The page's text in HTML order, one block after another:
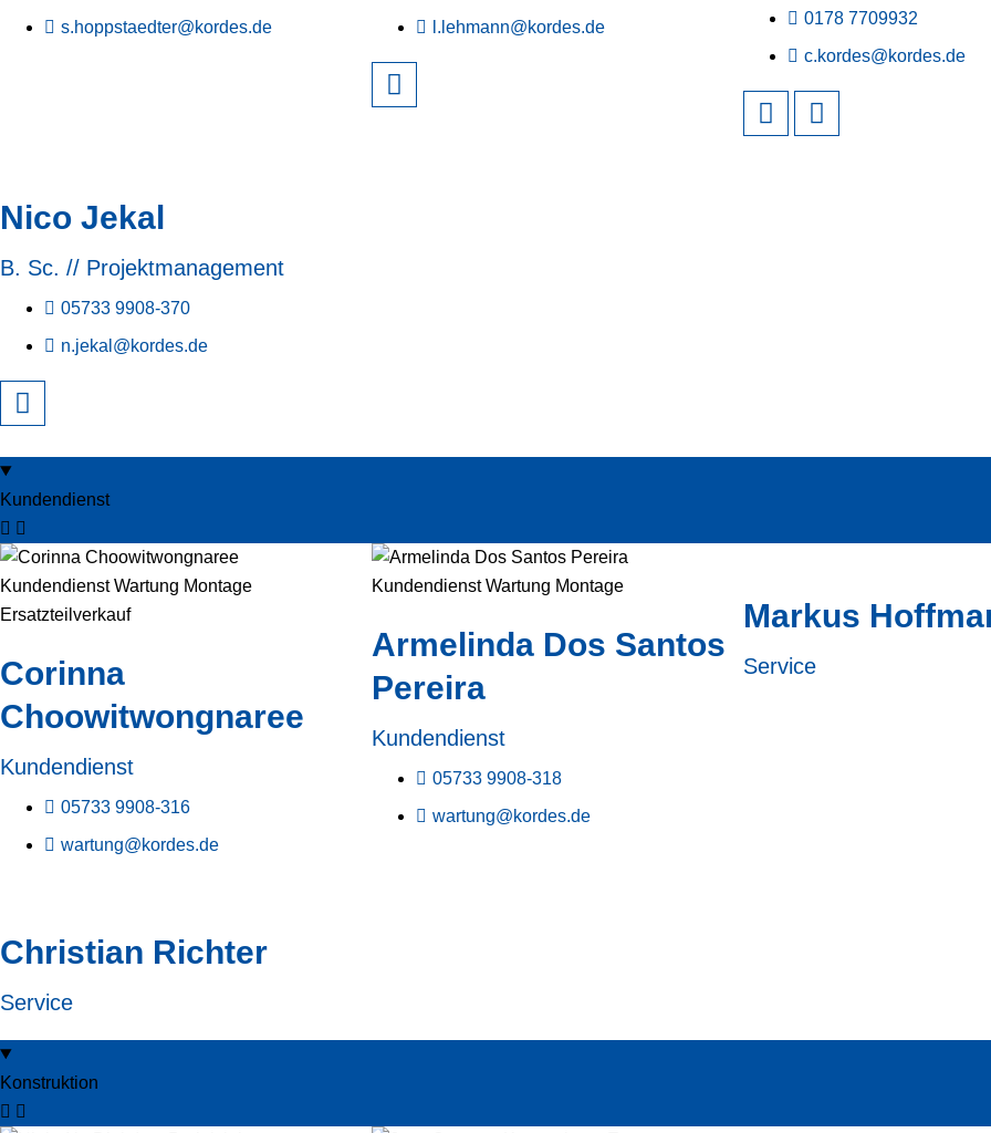
s.hoppstaedter@kordes.de
l.lehmann@kordes.de
0178 7709932
c.kordes@kordes.de
Nico Jekal
B. Sc. // Projektmanagement
05733 9908-370
n.jekal@kordes.de
Kundendienst
Corinna
Choowitwongnaree
Kundendienst
05733 9908-316
wartung@kordes.de
Armelinda Dos Santos
Pereira
Kundendienst
05733 9908-318
wartung@kordes.de
Markus
Service
Christian Richter
Service
Konstruktion